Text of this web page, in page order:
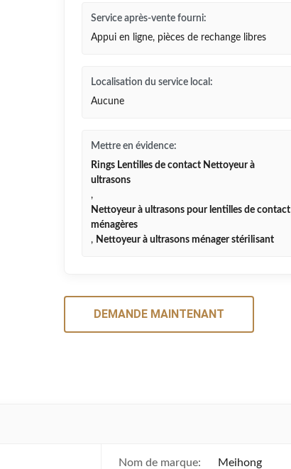
Service après-vente fourni:
Appui en ligne, pièces de rechange libres
Localisation du service local:
Aucune
Mettre en évidence:
Rings Lentilles de contact Nettoyeur à
ultrasons
,
Nettoyeur à ultrasons pour lentilles de contact
ménagères
, Nettoyeur à ultrasons ménager stérilisant
DEMANDE MAINTENANT
Nom de marque: Meihong